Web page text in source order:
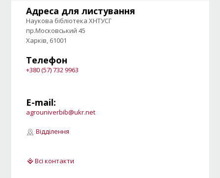
Адреса для листування
Наукова бібліотека ХНТУСГ
пр.Московський 45
Харків, 61001
Телефон
+380 (57) 732 9963
E-mail:
agrouniverbib@ukr.net
Відділення
Всі контакти